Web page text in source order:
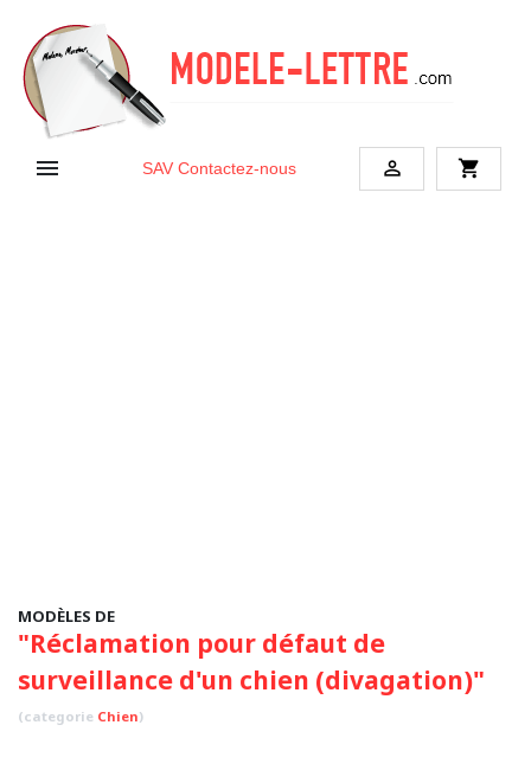
 SAV Contactez-nous  shopping_cart
MODÈLES DE
"Réclamation pour défaut de
surveillance d'un chien (divagation)"
(categorie Chien)